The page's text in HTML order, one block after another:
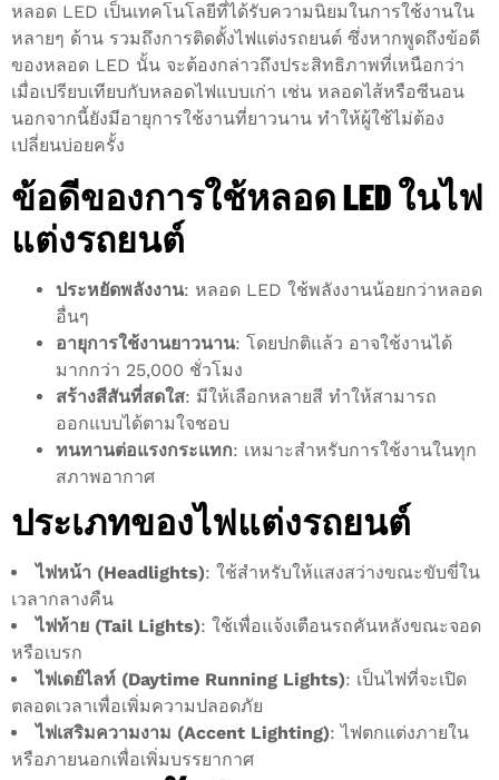
หลอด LED เป็นเทคโนโลยีที่ได้รับความนิยมในการใช้งานใน
หลายๆ ด้าน รวมถึงการติดตั้งไฟแต่งรถยนต์ ซึ่งหากพูดถึงข้อดี
ของหลอด LED นั้น จะต้องกล่าวถึงประสิทธิภาพที่เหนือกว่า
เมื่อเปรียบเทียบกับหลอดไฟแบบเก่า เช่น หลอดไส้หรือซีนอน
นอกจากนี้ยังมีอายุการใช้งานที่ยาวนาน ทำให้ผู้ใช้ไม่ต้อง
เปลี่ยนบ่อยครั้ง
ข้อดีของการใช้หลอด LED ในไฟ
แต่งรถยนต์
ประหยัดพลังงาน: หลอด LED ใช้พลังงานน้อยกว่าหลอด
อื่นๆ
อายุการใช้งานยาวนาน: โดยปกติแล้ว อาจใช้งานได้
มากกว่า 25,000 ชั่วโมง
สร้างสีสันที่สดใส: มีให้เลือกหลายสี ทำให้สามารถ
ออกแบบได้ตามใจชอบ
ทนทานต่อแรงกระแทก: เหมาะสำหรับการใช้งานในทุก
สภาพอากาศ
ประเภทของไฟแต่งรถยนต์
ไฟหน้า (Headlights): ใช้สำหรับให้แสงสว่างขณะขับขี่ใน
เวลากลางคืน
ไฟท้าย (Tail Lights): ใช้เพื่อแจ้งเตือนรถคันหลังขณะจอด
หรือเบรก
ไฟเดย์ไลท์ (Daytime Running Lights): เป็นไฟที่จะเปิด
ตลอดเวลาเพื่อเพิ่มความปลอดภัย
ไฟเสริมความงาม (Accent Lighting): ไฟตกแต่งภายใน
หรือภายนอกเพื่อเพิ่มบรรยากาศ